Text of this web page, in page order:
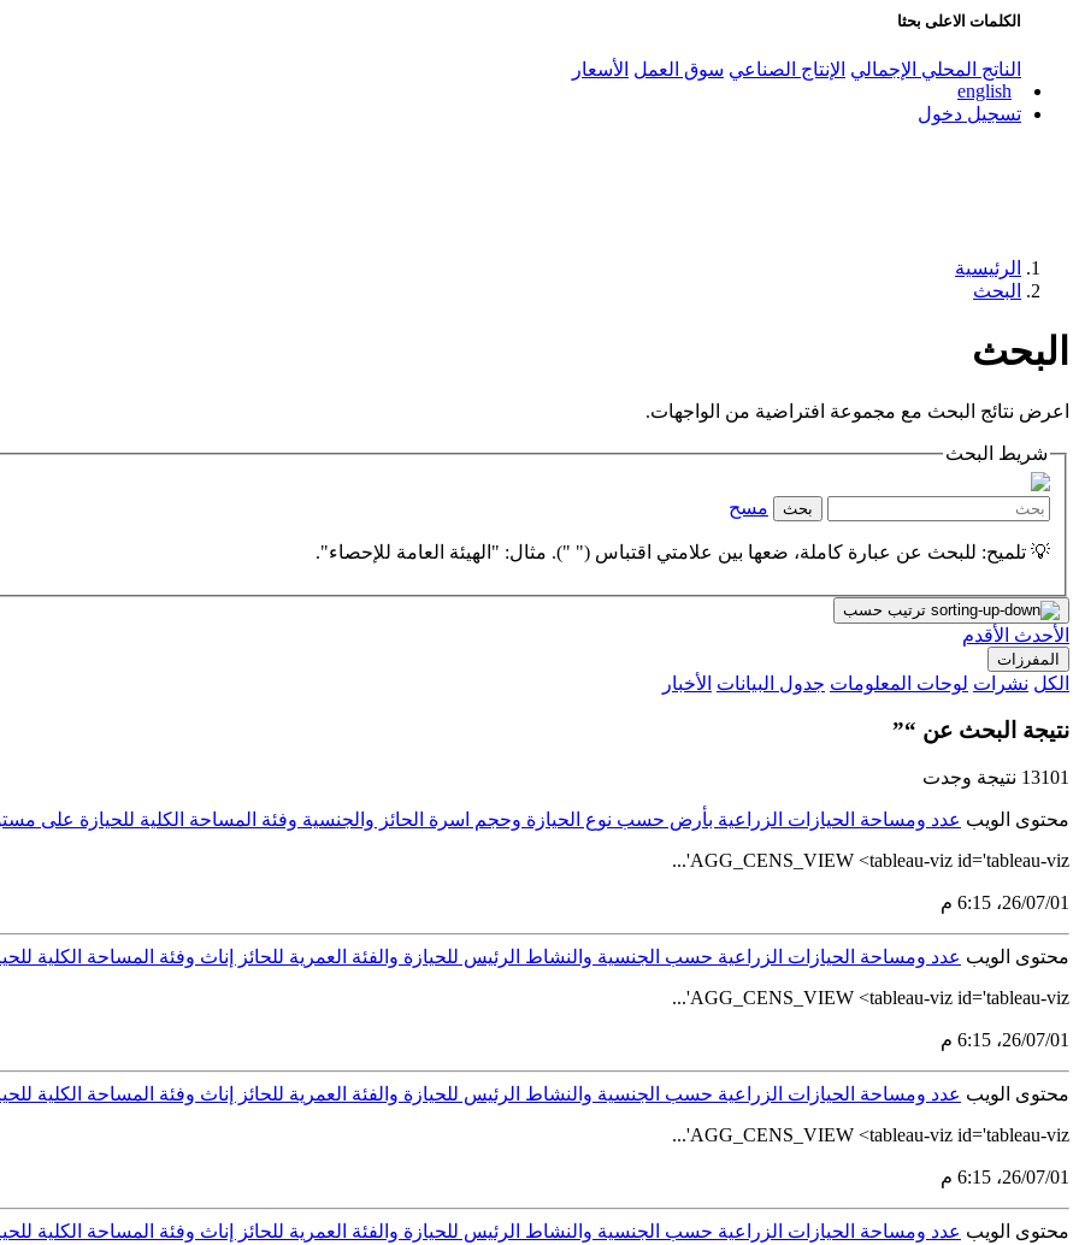
الكلمات الاعلى بحثا
الناتج المحلي الإجمالي الإنتاج الصناعي سوق العمل الأسعار
english
تسجيل دخول
الرئيسية
البحث
البحث
اعرض نتائج البحث مع مجموعة افتراضية من الواجهات.
شريط البحث
بحث مسح
💡 تلميح: للبحث عن عبارة كاملة، ضعها بين علامتي اقتباس (" "). مثال: "الهيئة العامة للإحصاء".
ترتيب حسب
الأحدث الأقدم
المفرزات
الكل نشرات لوحات المعلومات جدول البيانات الأخبار
نتيجة البحث عن “”
13101 نتيجة وجدت
محتوى الويب عدد ومساحة الحيازات الزراعية بأرض حسب نوع الحيازة وحجم اسرة الحائز والجنسية وفئة المساحة الكلية للحيازة على مستوى
AGG_CENS_VIEW <tableau-viz id='tableau-viz'...
01‏/07‏/26، 6:15 م
محتوى الويب عدد ومساحة الحيازات الزراعية حسب الجنسية والنشاط الرئيس للحيازة والفئة العمرية للحائز إناث وفئة المساحة الكلية
AGG_CENS_VIEW <tableau-viz id='tableau-viz'...
01‏/07‏/26، 6:15 م
محتوى الويب عدد ومساحة الحيازات الزراعية حسب الجنسية والنشاط الرئيس للحيازة والفئة العمرية للحائز إناث وفئة المساحة الكلية
AGG_CENS_VIEW <tableau-viz id='tableau-viz'...
01‏/07‏/26، 6:15 م
محتوى الويب عدد ومساحة الحيازات الزراعية حسب الجنسية والنشاط الرئيس للحيازة والفئة العمرية للحائز إناث وفئة المساحة الكلية